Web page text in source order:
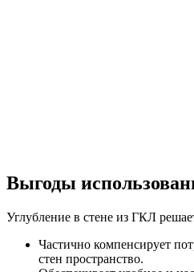
Выгоды
Углубление в стене из ГКЛ
Частично компенсирует
стен пространство.